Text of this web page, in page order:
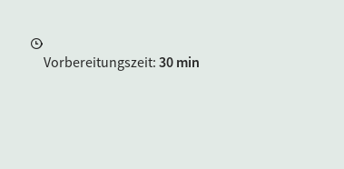
Vorbereitungszeit: 30 min